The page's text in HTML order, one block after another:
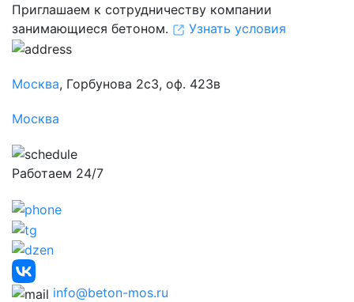
Приглашаем к сотрудничеству компании
занимающиеся бетоном.
Узнать условия
Москва, Горбунова 2с3, оф. 423в
Москва
Работаем 24/7
info@beton-mos.ru